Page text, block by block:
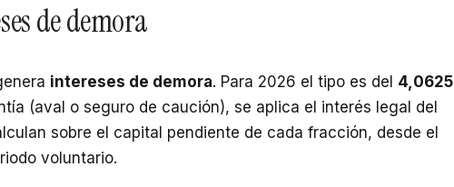
de demora
intereses de demora. Para 2026 el tipo es del 4,0625
(aval o seguro de caución), se aplica el interés legal del
sobre el capital pendiente de cada fracción, desde el
voluntario.